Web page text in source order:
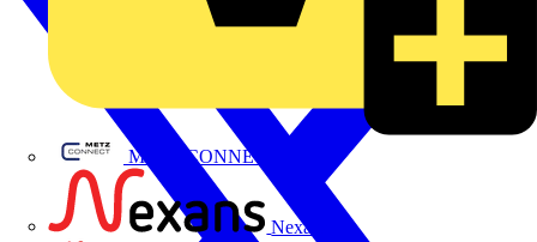
METZ CONNECT
Nexans